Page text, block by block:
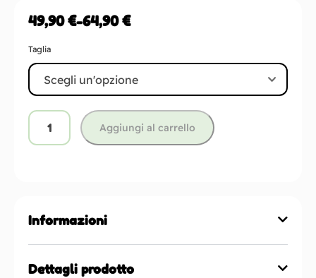
49,90€-64,90€
Taglia
Aggiungi al carrello
Informazioni
Dettagli prodotto